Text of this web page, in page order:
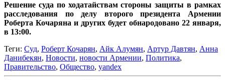
Решение суда по ходатайствам стороны защиты в рамках
расследования по делу второго президента Армении
Роберта Кочаряна и других будет обнародовано 22 января,
в 13:00.
Теги: Суд, Роберт Кочарян, Айк Алумян, Артур Давтян, Анна
Данибекян, Новости, новости Армении, Политика,
Правительство, Общество, yandex